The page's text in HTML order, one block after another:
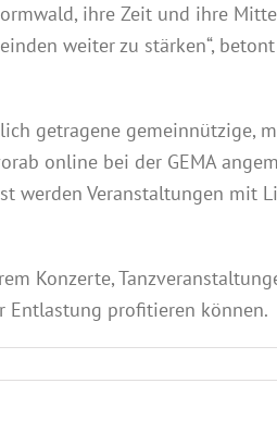
ihre Zeit und ihre
weiter zu stärken“,
getragene
online bei der GEMA
werden Veranstaltungen
Konzerte,
Entlastung profitieren können.